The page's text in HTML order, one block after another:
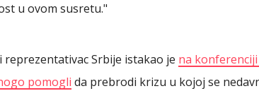
u ovom susretu."
reprezentativac Srbije istakao je na
pomogli da prebrodi krizu u kojoj se